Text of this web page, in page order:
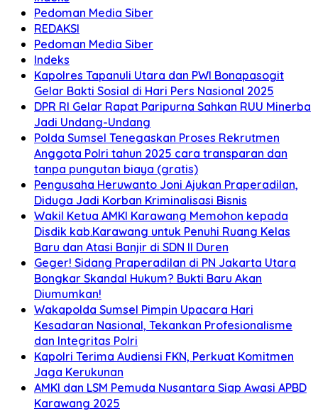
Pedoman Media Siber
REDAKSI
Pedoman Media Siber
Indeks
Kapolres Tapanuli Utara dan PWI Bonapasogit
Gelar Bakti Sosial di Hari Pers Nasional 2025
DPR RI Gelar Rapat Paripurna Sahkan RUU Minerba
Jadi Undang-Undang
Polda Sumsel Tenegaskan Proses Rekrutmen
Anggota Polri tahun 2025 cara transparan dan
tanpa pungutan biaya (gratis)
Pengusaha Heruwanto Joni Ajukan Praperadilan,
Diduga Jadi Korban Kriminalisasi Bisnis
Wakil Ketua AMKI Karawang Memohon kepada
Disdik kab.Karawang untuk Penuhi Ruang Kelas
Baru dan Atasi Banjir di SDN II Duren
Geger! Sidang Praperadilan di PN Jakarta Utara
Bongkar Skandal Hukum? Bukti Baru Akan
Diumumkan!
Wakapolda Sumsel Pimpin Upacara Hari
Kesadaran Nasional, Tekankan Profesionalisme
dan Integritas Polri
Kapolri Terima Audiensi FKN, Perkuat Komitmen
Jaga Kerukunan
AMKI dan LSM Pemuda Nusantara Siap Awasi APBD
Karawang 2025